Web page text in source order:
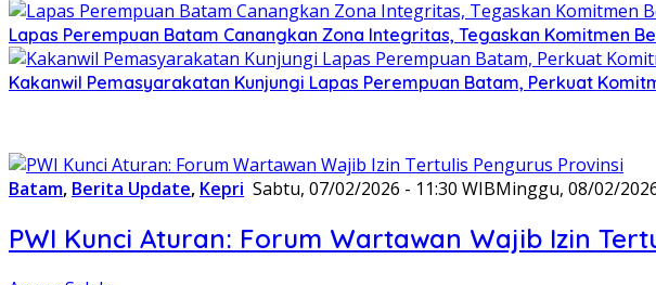
Lapas Perempuan Batam Canangkan Zona Integritas, Tegaskan Komitmen
Kakanwil Pemasyarakatan Kunjungi Lapas Perempuan Batam, Perkuat
Batam, Berita Update, Kepri Sabtu, 07/02/2026 - 11:30 WIBMinggu, 08/02/
PWI Kunci Aturan: Forum Wartawan Wajib Izin